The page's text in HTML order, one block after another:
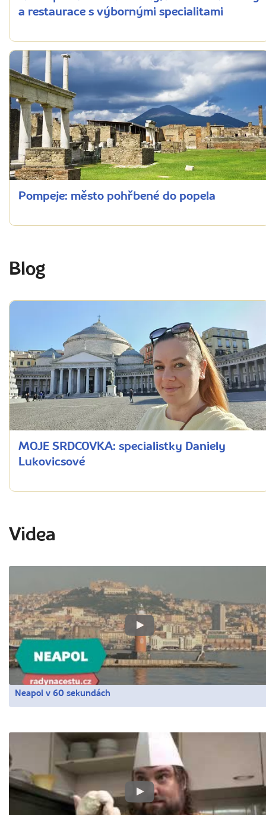
a restaurace s výbornými specialitami
Pompeje: město pohřbené do popela
Blog
MOJE SRDCOVKA: specialistky Daniely
Lukovicsové
Videa
Neapol v 60 sekundách